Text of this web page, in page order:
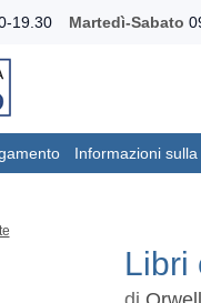
19.30 Martedì-Sabato
Informazioni
Libri